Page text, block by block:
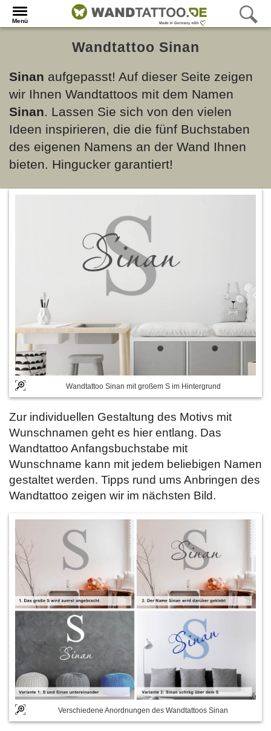
Menü
Wandtattoo Sinan
Sinan aufgepasst! Auf dieser Seite zeigen
wir Ihnen Wandtattoos mit dem Namen
Sinan. Lassen Sie sich von den vielen
Ideen inspirieren, die die fünf Buchstaben
des eigenen Namens an der Wand Ihnen
bieten. Hingucker garantiert!
Wandtattoo Sinan mit großem S im Hintergrund
Zur individuellen Gestaltung des Motivs mit
Wunschnamen geht es hier entlang. Das
Wandtattoo Anfangsbuchstabe mit
Wunschname kann mit jedem beliebigen Namen
gestaltet werden. Tipps rund ums Anbringen des
Wandtattoo zeigen wir im nächsten Bild.
Verschiedene Anordnungen des Wandtattoos Sinan